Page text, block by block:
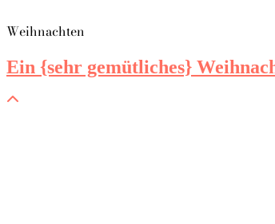
Weihnachten
Ein {sehr gemütliches}